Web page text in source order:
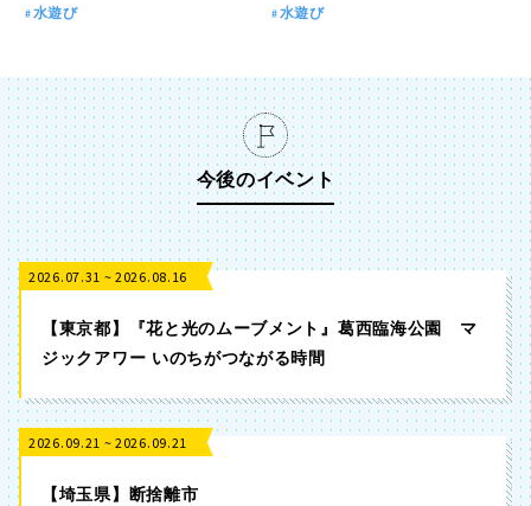
水遊び 水遊び
今後のイベント
2026.07.31 ~ 2026.08.16
【東京都】『花と光のムーブメント』葛西臨海公園 マ
ジックアワー いのちがつながる時間
2026.09.21 ~ 2026.09.21
【埼玉県】断捨離市